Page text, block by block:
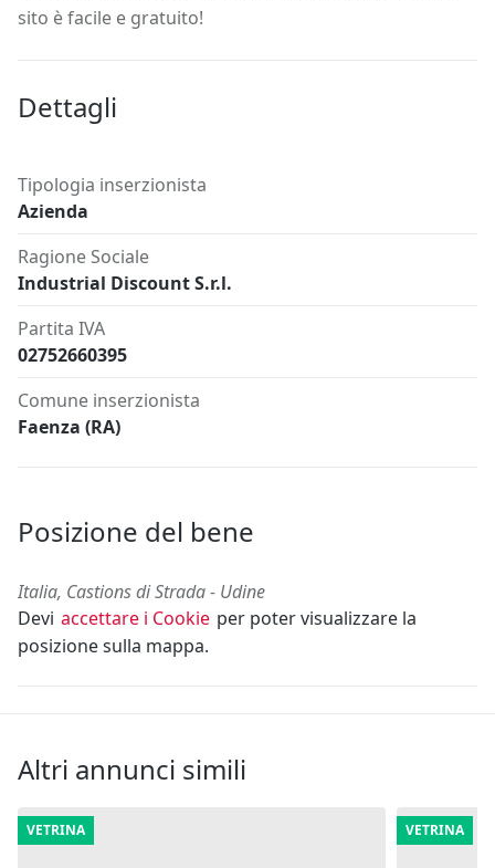
sito è facile e gratuito!
Dettagli
Tipologia inserzionista
Azienda
Ragione Sociale
Industrial Discount S.r.l.
Partita IVA
02752660395
Comune inserzionista
Faenza (RA)
Posizione del bene
Italia, Castions di Strada - Udine
Devi accettare i Cookie per poter visualizzare la
posizione sulla mappa.
Altri annunci simili
VETRINA VETRINA